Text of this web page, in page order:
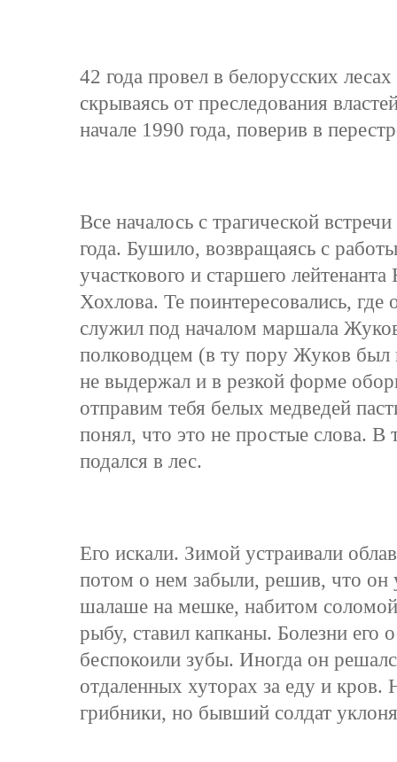
42 года провел в белорусских
скрываясь от преследования
начале 1990 года, поверив в
Все началось с трагической
года. Бушило, возвращаясь с
участкового и старшего
Хохлова. Те поинтересовались, где
служил под началом маршала
полководцем (в ту пору Жуков
не выдержал и в резкой форме
отправим тебя белых медведей
понял, что это не простые слова.
подался в лес.
Его искали. Зимой устраивали
потом о нем забыли, решив, что
шалаше на мешке, набитом
рыбу, ставил капканы. Болезни
беспокоили зубы. Иногда он
отдаленных хуторах за еду и кров.
грибники, но бывший солдат